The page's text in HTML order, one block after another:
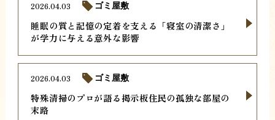
睡眠の質と記憶の定着を支える「寝室の清潔さ」
が学力に与える意外な影響
2026.04.03 ゴミ屋敷
特殊清掃のプロが語る掲示板住民の孤独な部屋の
末路
2026.04.03 ゴミ屋敷